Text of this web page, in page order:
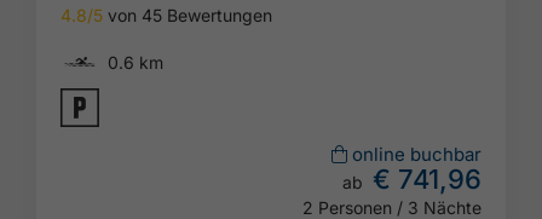
4.8/5 von 45 Bewertungen
🅐 0.6 km
🐈
online buchbar
ab € 741,96
2 Personen / 3 Nächte